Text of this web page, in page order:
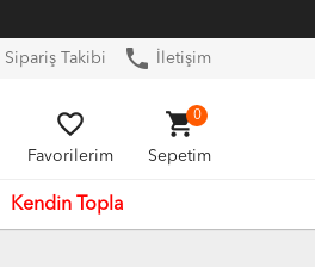
Sipariş Takibi phone İletişim
favorite_border
Favorilerim
shopping_cart
Sepetim
0
Kendin Topla